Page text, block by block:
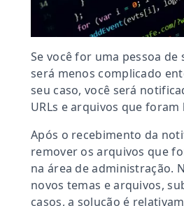
Se você for uma pessoa
será menos complicado
seu caso, você será
URLs e arquivos que
Após o recebimento da
remover os arquivos que
na área de administração.
novos temas e arquivos,
casos, a solução é